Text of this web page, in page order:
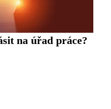
na úřad práce?